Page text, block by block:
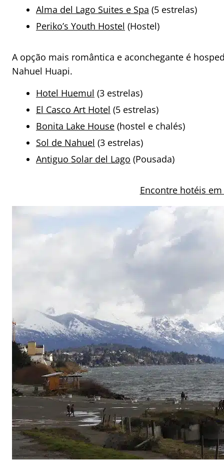
Alma del Lago Suites e Spa (5 estrelas)
Periko’s Youth Hostel (Hostel)
A opção mais romântica e aconchegante é
Nahuel Huapi.
Hotel Huemul (3 estrelas)
El Casco Art Hotel (5 estrelas)
Bonita Lake House (hostel e chalés)
Sol de Nahuel (3 estrelas)
Antiguo Solar del Lago (Pousada)
Encontre hotéis